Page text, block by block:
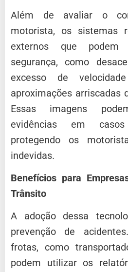
Além de avaliar o
motorista, os sistemas
externos que podem
segurança, como
excesso de
aproximações arriscadas
Essas imagens
evidências em
protegendo os
indevidas.
Benefícios para
Trânsito
A adoção dessa
prevenção de acidentes.
frotas, como
podem utilizar os